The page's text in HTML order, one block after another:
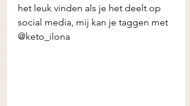
het leuk vinden als je het deelt op
social media, mij kan je taggen met
@keto_ilona